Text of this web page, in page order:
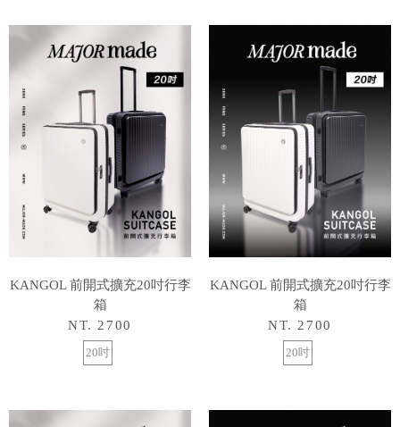
KANGOL 前開式擴充20吋行李
箱
NT. 2700
20吋
KANGOL 前開式擴充20吋行李
箱
NT. 2700
20吋